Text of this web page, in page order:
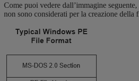
Come puoi vedere dall’immagine
non sono considerati per la creazione